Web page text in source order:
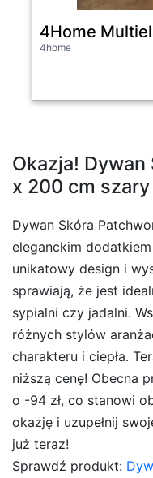
4Home
4home
Okazja!
x 200 cm
Dywan Skóra
eleganckim
unikatowy design i
sprawiają, że jest
sypialni czy jadalni.
różnych stylów
charakteru i ciepła.
niższą cenę! Obecna
o -94 zł, co stanowi
okazję i uzupełnij
już teraz!
Sprawdź produkt: